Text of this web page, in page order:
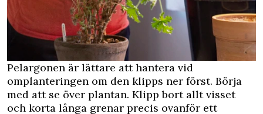
Pelargonen är lättare att hantera vid
omplanteringen om den klipps ner först. Börja
med att se över plantan. Klipp bort allt visset
och korta långa grenar precis ovanför ett